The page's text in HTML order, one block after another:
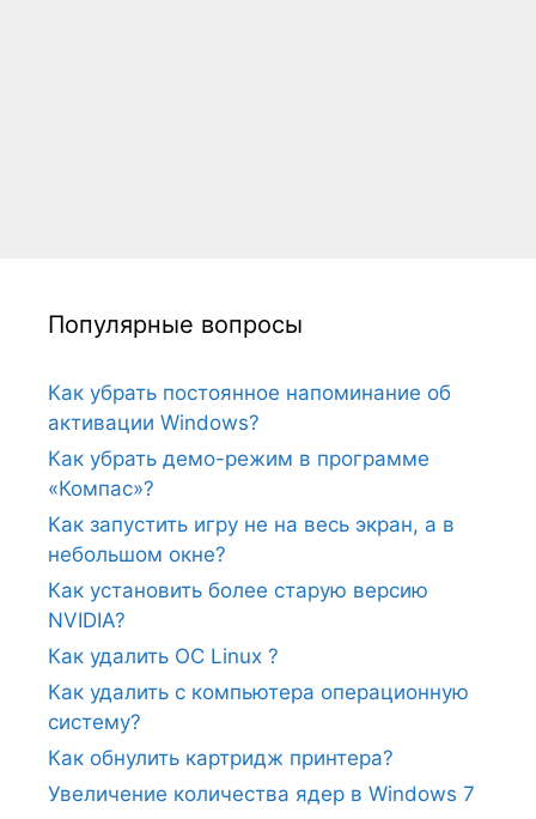
Популярные вопросы
Как убрать постоянное напоминание об
активации Windows?
Как убрать демо-режим в программе
«Компас»?
Как запустить игру не на весь экран, а в
небольшом окне?
Как установить более старую версию
NVIDIA?
Как удалить ОС Linux ?
Как удалить с компьютера операционную
систему?
Как обнулить картридж принтера?
Увеличение количества ядер в Windows 7